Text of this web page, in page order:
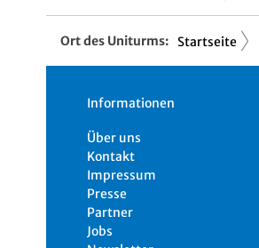
Ort des Uniturms: Startseite
Informationen
Über uns
Kontakt
Impressum
Presse
Partner
Jobs